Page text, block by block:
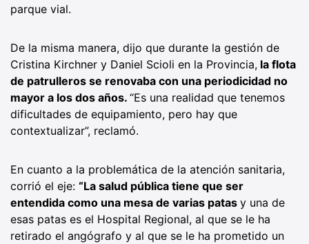
parque vial.
De la misma manera, dijo que durante la gestión de
Cristina Kirchner y Daniel Scioli en la Provincia, la flota
de patrulleros se renovaba con una periodicidad no
mayor a los dos años. “Es una realidad que tenemos
dificultades de equipamiento, pero hay que
contextualizar”, reclamó.
En cuanto a la problemática de la atención sanitaria,
corrió el eje: “La salud pública tiene que ser
entendida como una mesa de varias patas y una de
esas patas es el Hospital Regional, al que se le ha
retirado el angógrafo y al que se le ha prometido un